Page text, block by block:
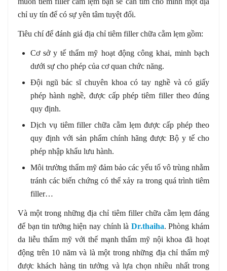
chỉ uy tín để có sự yên tâm tuyệt đối.
Tiêu chí để đánh giá địa chỉ tiêm filler chữa cằm lẹm gồm:
Cơ sở y tế thẩm mỹ hoạt động công khai, minh bạch
dưới sự cho phép của cơ quan chức năng.
Đội ngũ bác sĩ chuyên khoa có tay nghề và có giấy
phép hành nghề, được cấp phép tiêm filler theo đúng
quy định.
Dịch vụ tiêm filler chữa cằm lẹm được cấp phép theo
quy định với sản phẩm chính hãng được Bộ y tế cho
phép nhập khẩu lưu hành.
Môi trường thẩm mỹ đảm bảo các yếu tố vô trùng nhằm
tránh các biến chứng có thể xảy ra trong quá trình tiêm
filler…
Và một trong những địa chỉ tiêm filler chữa cằm lẹm đáng
để bạn tin tưởng hiện nay chính là Dr.thaiha. Phòng khám
da liễu thẩm mỹ với thế mạnh thẩm mỹ nội khoa đã hoạt
động trên 10 năm và là một trong những địa chỉ thẩm mỹ
được khách hàng tin tưởng và lựa chọn nhiều nhất trong